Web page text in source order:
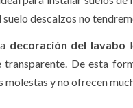
descalzos no
decoración del lavabo
De esta
y no ofrecen